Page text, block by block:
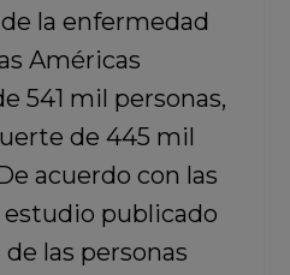
la enfermedad
Américas
541 mil personas,
de 445 mil
acuerdo con las
publicado
de las personas